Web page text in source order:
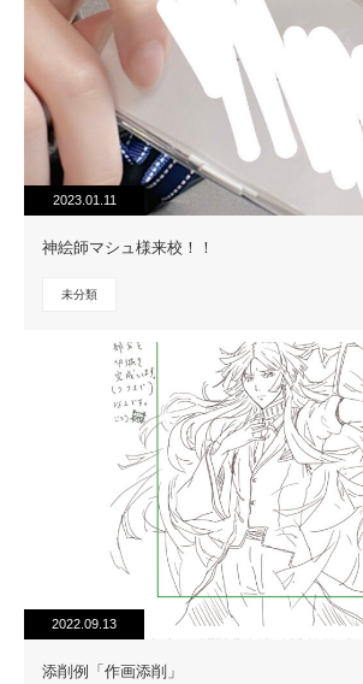
2023.01.11
神絵師マシュ様来校！！
未分類
2022.09.13
添削例「作画添削」